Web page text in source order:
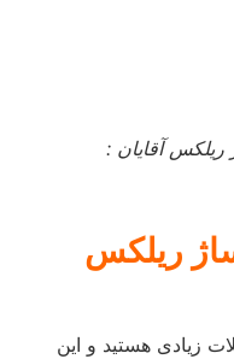
آقایان :
ریلکس
هستید و این